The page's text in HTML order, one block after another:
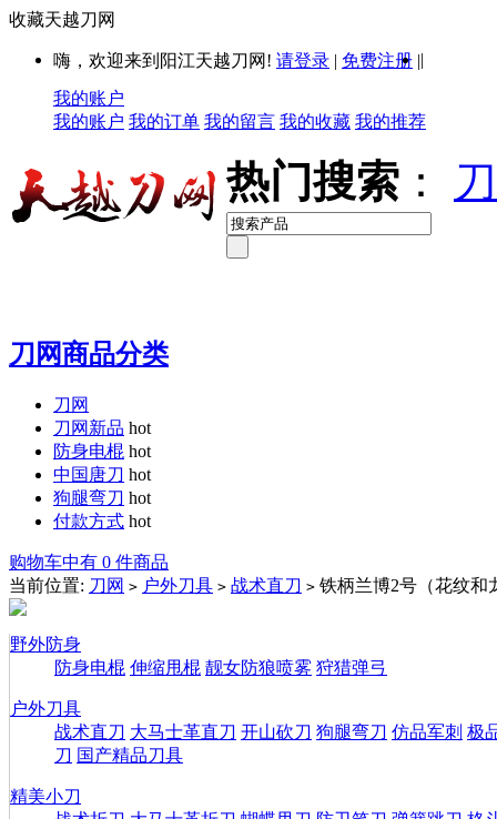
收藏天越刀网
嗨，欢迎来到阳江天越刀网! 请登录 | 免费注册 ||
我的账户
我的账户 我的订单 我的留言 我的收藏 我的推荐
热门搜索 ：
刀网商品分类
刀网
刀网新品 hot
防身电棍 hot
中国唐刀 hot
狗腿弯刀 hot
付款方式 hot
购物车中有 0 件商品
当前位置: 刀网 > 户外刀具 > 战术直刀 > 铁柄兰博2号（花纹和
野外防身
防身电棍 伸缩甩棍 靓女防狼喷雾 狩猎弹弓
户外刀具
战术直刀 大马士革直刀 开山砍刀 狗腿弯刀 仿品军刺 极
刀 国产精品刀具
精美小刀